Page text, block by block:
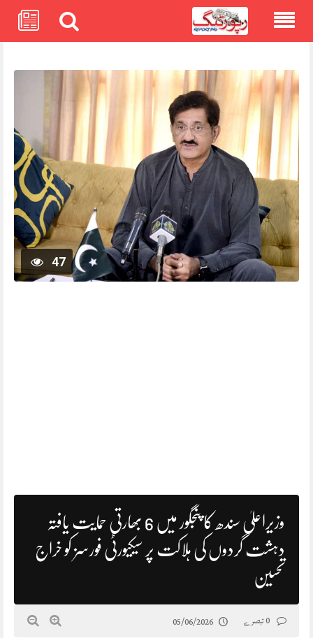
47
وزیراعلیٰ سندھ کا پنجگور میں 6 بھارتی حمایت یافتہ
دہشت گردوں کی ہلاکت پر سیکیورٹی فورسز کو خراج
تحسین
05/06/2026